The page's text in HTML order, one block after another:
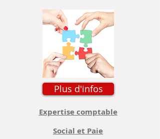
Plus d'infos
Expertise comptable
Social et Paie